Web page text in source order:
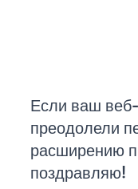
Если ваш
преодолели
расширению
поздравляю!